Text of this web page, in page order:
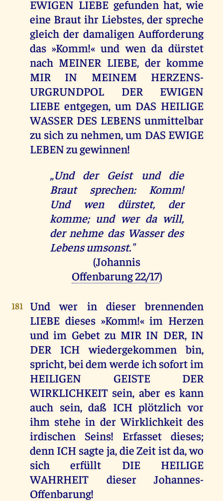
EWIGEN LIEBE gefunden hat, wie
eine Braut ihr Liebstes, der spreche
gleich der damaligen Aufforderung
das »Komm!« und wen da dürstet
nach MEINER LIEBE, der komme
MIR IN MEINEM HERZENS-
URGRUNDPOL DER EWIGEN
LIEBE entgegen, um DAS HEILIGE
WASSER DES LEBENS unmittelbar
zu sich zu nehmen, um DAS EWIGE
LEBEN zu gewinnen!
„Und der Geist und die
Braut sprechen: Komm!
Und wen dürstet, der
komme; und wer da will,
der nehme das Wasser des
Lebens umsonst."
(Johannis
Offenbarung 22/17)
181
Und wer in dieser brennenden
LIEBE dieses »Komm!« im Herzen
und im Gebet zu MIR IN DER, IN
DER ICH wiedergekommen bin,
spricht, bei dem werde ich sofort im
HEILIGEN GEISTE DER
WIRKLICHKEIT sein, aber es kann
auch sein, daß ICH plötzlich vor
ihm stehe in der Wirklichkeit des
irdischen Seins! Erfasset dieses;
denn ICH sagte ja, die Zeit ist da, wo
sich erfüllt DIE HEILIGE
WAHRHEIT dieser Johannes-
Offenbarung!